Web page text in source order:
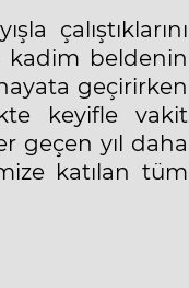
çalıştıklarını
kadim beldenin
geçirirken
keyifle vakit
geçen yıl daha
katılan tüm